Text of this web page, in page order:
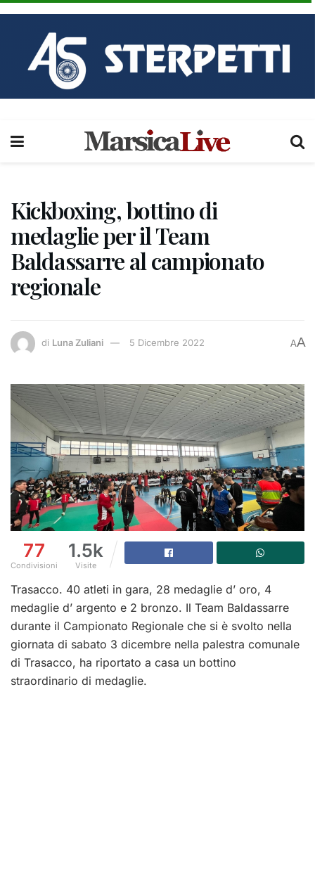
Kickboxing, bottino di
medaglie per il Team
Baldassarre al campionato
regionale
di Luna Zuliani 5 Dicembre 2022 AA
77
Condivisioni
1.5k
Visite
Trasacco. 40 atleti in gara, 28 medaglie d’ oro, 4
medaglie d’ argento e 2 bronzo. Il Team Baldassarre
durante il Campionato Regionale che si è svolto nella
giornata di sabato 3 dicembre nella palestra comunale
di Trasacco, ha riportato a casa un bottino
straordinario di medaglie.